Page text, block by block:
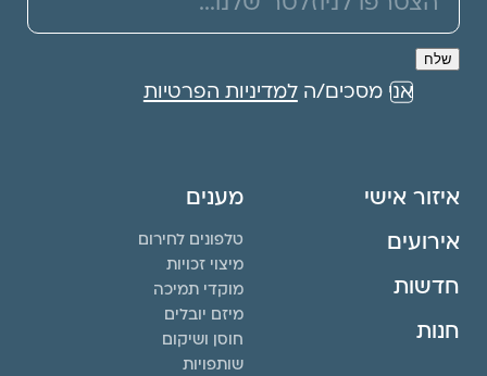
אני מסכים/הלמדיניות הפרטיות
איזור אישי
אירועים
חדשות
חנות
מענים
טלפונים לחירום
מיצוי זכויות
מוקדי תמיכה
מיזם יובלים
חוסן ושיקום
שותפויות